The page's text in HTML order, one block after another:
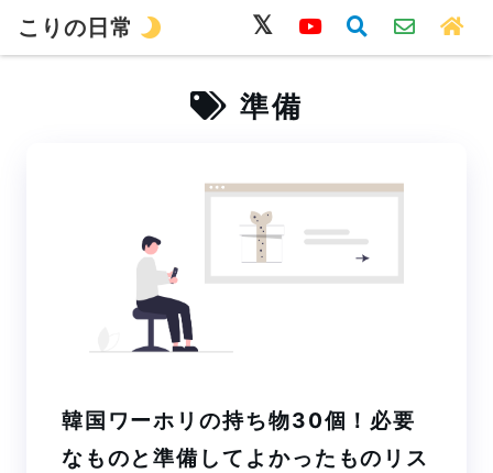
韓国語 旅行 留学 ワーホリ 生活
準備
韓国ワーホリの持ち物30個！必要
なものと準備してよかったものリス
こりの日常